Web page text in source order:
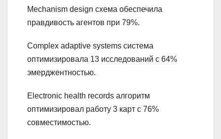
Mechanism design схема обеспечила
правдивость агентов при 79%.
Complex adaptive systems система
оптимизировала 13 исследований с 64%
эмерджентностью.
Electronic health records алгоритм
оптимизировал работу 3 карт с 76%
совместимостью.